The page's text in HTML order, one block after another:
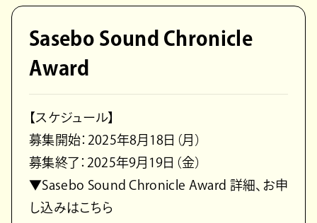
Sasebo Sound Chronicle
Award
【スケジュール】
募集開始：2025年8月18日（月）
募集終了：2025年9月19日（金）
▼Sasebo Sound Chronicle Award 詳細、お申
し込みはこちら